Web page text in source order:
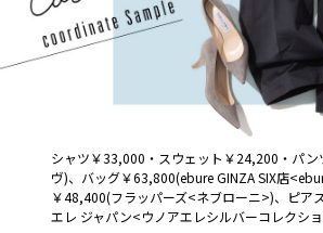
シャツ￥33,000 ・スウェット￥24,200 ・パ
ヴ)、バッグ￥63,800(ebure GINZA SIX店
￥48,400(フラッパーズ<ネブローニ>)、ピア
エレ ジャパン<ウノアエレシルバーコレクシ